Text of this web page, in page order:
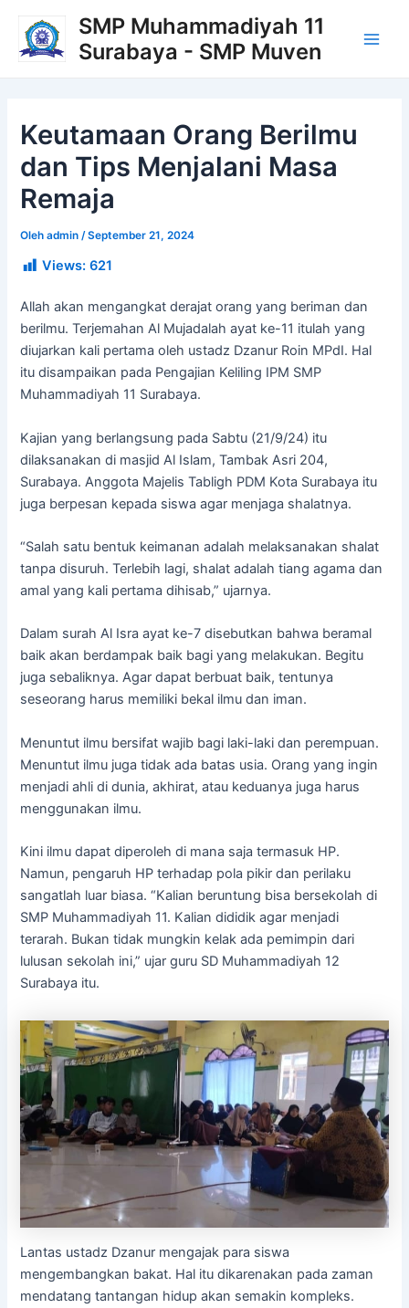
konten
SMP Muhammadiyah 11
Surabaya - SMP Muven
Keutamaan Orang Berilmu
dan Tips Menjalani Masa
Remaja
Olehadmin/September 21, 2024
Views: 621
Allah akan mengangkat derajat orang yang beriman dan
berilmu. Terjemahan Al Mujadalah ayat ke-11 itulah yang
diujarkan kali pertama oleh ustadz Dzanur Roin MPdI. Hal
itu disampaikan pada Pengajian Keliling IPM SMP
Muhammadiyah 11 Surabaya.
Kajian yang berlangsung pada Sabtu (21/9/24) itu
dilaksanakan di masjid Al Islam, Tambak Asri 204,
Surabaya. Anggota Majelis Tabligh PDM Kota Surabaya itu
juga berpesan kepada siswa agar menjaga shalatnya.
“Salah satu bentuk keimanan adalah melaksanakan shalat
tanpa disuruh. Terlebih lagi, shalat adalah tiang agama dan
amal yang kali pertama dihisab,” ujarnya.
Dalam surah Al Isra ayat ke-7 disebutkan bahwa beramal
baik akan berdampak baik bagi yang melakukan. Begitu
juga sebaliknya. Agar dapat berbuat baik, tentunya
seseorang harus memiliki bekal ilmu dan iman.
Menuntut ilmu bersifat wajib bagi laki-laki dan perempuan.
Menuntut ilmu juga tidak ada batas usia. Orang yang ingin
menjadi ahli di dunia, akhirat, atau keduanya juga harus
menggunakan ilmu.
Kini ilmu dapat diperoleh di mana saja termasuk HP.
Namun, pengaruh HP terhadap pola pikir dan perilaku
sangatlah luar biasa. “Kalian beruntung bisa bersekolah di
SMP Muhammadiyah 11. Kalian dididik agar menjadi
terarah. Bukan tidak mungkin kelak ada pemimpin dari
lulusan sekolah ini,” ujar guru SD Muhammadiyah 12
Surabaya itu.
Lantas ustadz Dzanur mengajak para siswa
mengembangkan bakat. Hal itu dikarenakan pada zaman
mendatang tantangan hidup akan semakin kompleks.
navigation